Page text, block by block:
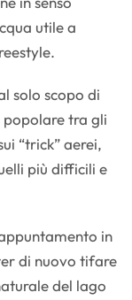
utile a
solo scopo di
tra gli
“trick” aerei,
più difficili e
in
di nuovo tifare
del lago